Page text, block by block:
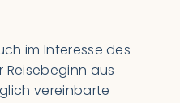
im Interesse des
Reisebeginn aus
vereinbarte